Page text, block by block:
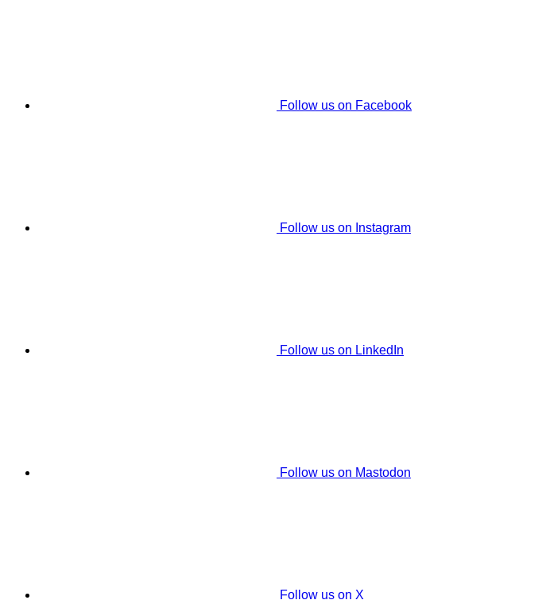
Follow us on Facebook
Follow us on Instagram
Follow us on LinkedIn
Follow us on Mastodon
Follow us on X